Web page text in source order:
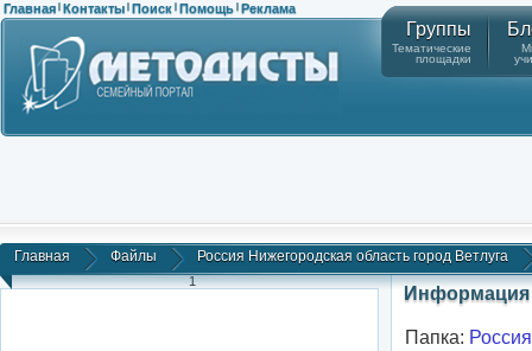
Главная | Контакты | Поиск | Помощь | Реклама
Группы
Тематические
площадки
Главная Файлы Россия Нижегородская область город Ветлуга
1
Информация
Папка: